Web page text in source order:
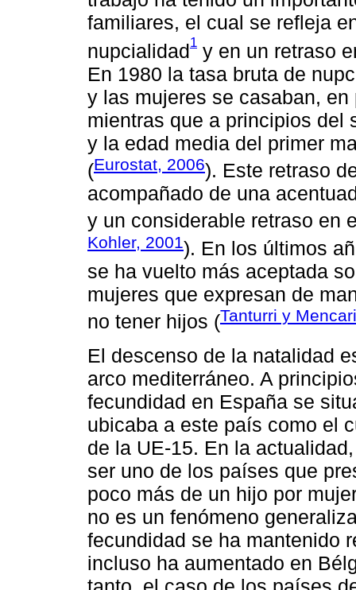
familiares, el cual se refleja
nupcialidad1 y en un retraso
En 1980 la tasa bruta de
y las mujeres se casaban,
mientras que a principios del
y la edad media del primer
(Eurostat, 2006). Este retraso
acompañado de una
y un considerable retraso en
Kohler, 2001). En los últimos
se ha vuelto más aceptada
mujeres que expresan de
no tener hijos (Tanturri y
El descenso de la natalidad
arco mediterráneo. A
fecundidad en España se
ubicaba a este país como el
de la UE-15. En la
ser uno de los países que
poco más de un hijo por
no es un fenómeno
fecundidad se ha mantenido
incluso ha aumentado en